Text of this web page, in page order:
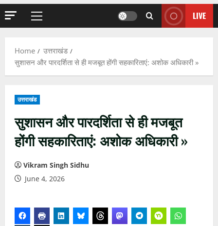
Primary
LIVE
Home
उत्तराखंड
सुशासन और पारदर्शिता से ही मजबूत होंगी सहकारिताएं: अशोक अधिकारी »
उत्तराखंड
सुशासन और पारदर्शिता से ही मजबूत
होंगी सहकारिताएं: अशोक अधिकारी »
Vikram Singh Sidhu
June 4, 2026